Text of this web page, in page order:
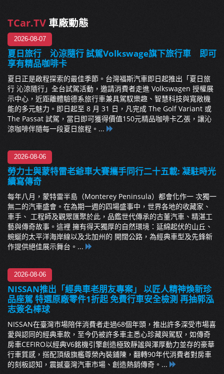
TCar.TV 車廠動態
2026-08-07
夏日旅行 沁涼隨行 試駕Volkswage旗下旅行車 即可
享有精品咖啡卡
夏日正是啟程探索的最佳季節。台灣福斯汽車即日起推出「夏日旅
行 沁涼隨行」全台試駕活動，邀請消費者走進 Volkswagen 授權展
示中心，近距離體驗德系旅行車兼具駕馭樂趣、智慧科技與寬敞機
能的多元魅力。即日起至 8 月 31 日，凡完成 The Golf Variant 或
The Passat 試駕，當日即可獲得價值150元精品咖啡卡乙張，讓沁
涼咖啡伴隨每一段夏日旅程。...
2026-08-06
勞力士與蒙特雷老爺車大賽攜手同行二十五載: 凝駐時光
續寫傳奇
每年八月，蒙特雷半島（Monterey Peninsula）都會化作一 次獨一
無二的汽車盛會。在為期一週的四場盛事中，世界各地的收藏家、
車手、 工程師及觀眾匯聚於此，品鑑世代傳承的古董汽車、精湛工
藝與傳奇故事。這裡 擁有得天獨厚的自然環境：延綿起伏的山丘、
蜿蜒的太平洋海岸線以及北加州的 開闊公路，為經典車型及先鋒新
作提供絕佳展示舞台。...
2026-08-06
NISSAN推出「經典車老朋友專案」 以匠人精神煥新珍
品座駕 特選原廠零件1折起 免費行車安全檢測 再抽郭泓
志簽名棒球
NISSAN在臺灣市場陪伴消費者走過68個年頭，推出許多深受市場喜
愛與認同的經典車款，至今仍被許多車主悉心珍藏與駕馭，如傳奇
房車CEFIRO以經典V6銘機引擎創造極致靜謐與渾厚動力並存的豪華
行車質感，搭配頂級旗艦尊榮內裝鋪陳，翻轉90年代消費者對房車
的刻板認知，震撼臺灣汽車市場、創造熱銷傳奇。...